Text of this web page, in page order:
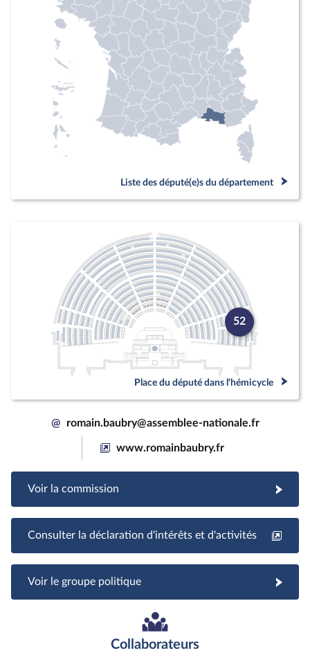
Liste des député(e)s du département
52
Place du député dans l'hémicycle
@ romain.baubry@assemblee-nationale.fr
www.romainbaubry.fr
Voir la commission
Consulter la déclaration d'intérêts et d'activités
Voir le groupe politique
Collaborateurs